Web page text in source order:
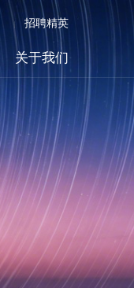
招聘精英
关于我们